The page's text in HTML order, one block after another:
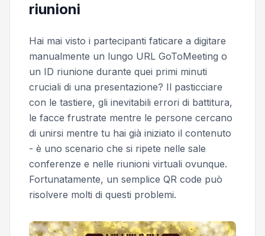
riunioni
Hai mai visto i partecipanti faticare a digitare
manualmente un lungo URL GoToMeeting o
un ID riunione durante quei primi minuti
cruciali di una presentazione? Il pasticciare
con le tastiere, gli inevitabili errori di battitura,
le facce frustrate mentre le persone cercano
di unirsi mentre tu hai già iniziato il contenuto
- è uno scenario che si ripete nelle sale
conferenze e nelle riunioni virtuali ovunque.
Fortunatamente, un semplice QR code può
risolvere molti di questi problemi.